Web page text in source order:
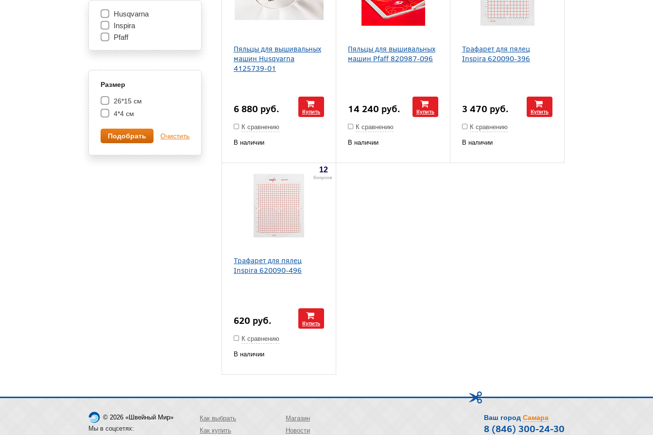
Husqvarna
Inspira
Pfaff
Размер
26*15 см
4*4 см
Очистить
Пяльцы для вышивальных
машин Husqvarna
4125739-01
6 880 руб. Купить
К сравнению
В наличии
Пяльцы для вышивальных
машин Pfaff 820987-096
14 240 руб. Купить
К сравнению
В наличии
Трафарет для пялец
Inspira 620090-396
3 470 руб. Купить
К сравнению
В наличии
12
бонусов
Трафарет для пялец
Inspira 620090-496
620 руб. Купить
К сравнению
В наличии
© 2026 «Швейный Мир»
Мы в соцсетях:
Как выбрать
Как купить
Магазин
Новости
Ваш город Самара
8 (846) 300-24-30